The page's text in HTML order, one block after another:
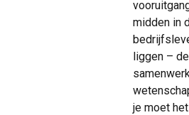
midden in
liggen –
je moet